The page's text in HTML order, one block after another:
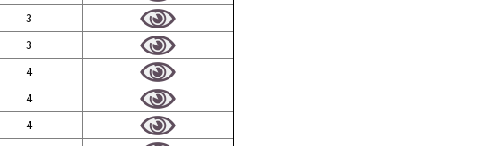
3
3
4
4
4